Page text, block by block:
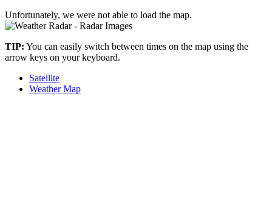
Unfortunately, we were not able to load the map.
–
TIP: You can easily switch between times on the map using the
arrow keys on your keyboard.
Satellite
Weather Map